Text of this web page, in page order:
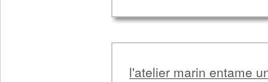
l'atelier marin entame